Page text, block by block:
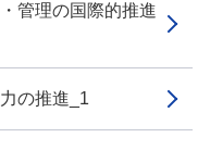
管理の国際的推進
の推進_1